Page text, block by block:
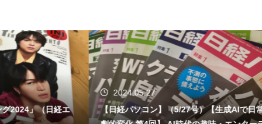
」（日経エ
2024.05.27
【日経パソコン】（5/27号）【生成AIで日常が